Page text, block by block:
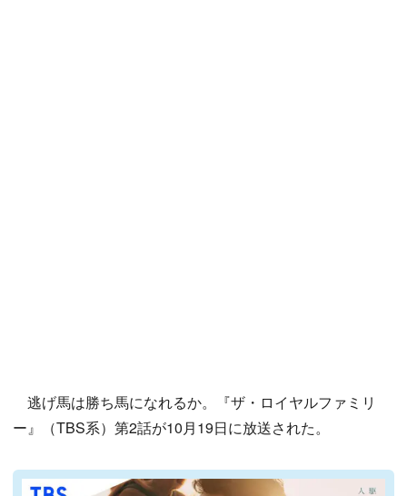
逃げ馬は勝ち馬になれるか。『ザ・ロイヤルファミリ
ー』（TBS系）第2話が10月19日に放送された。